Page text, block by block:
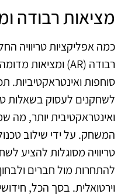
מציאות רבודה
כמה אפליקציות טריוויה
לשחקנים לעסוק בשאלות
ואינטראקטיבית יותר, מה
טריוויה מסוגלות להציע
להתחרות מול חברים
וירטואלית. בסך הכל,